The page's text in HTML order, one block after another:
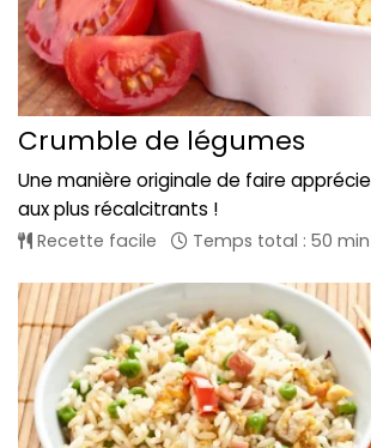
Crumble de légumes
Une manière originale de faire
aux plus récalcitrants !
Recette facile Temps total : 50 min